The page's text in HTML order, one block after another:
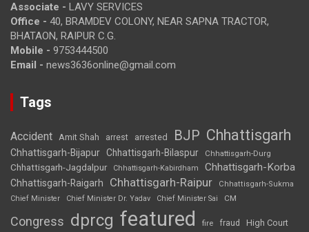
Associate - LAVY SERVICES
Office - 40, BRAMDEV COLONY, NEAR SAPNA TRACTOR,
BHATAON, RAIPUR C.G.
Mobile - 9753444500
Email - news3636online@gmail.com
Tags
Accident Amit Shah arrest arrested BJP Chhattisgarh
Chhattisgarh-Bijapur Chhattisgarh-Bilaspur Chhattisgarh-Durg
Chhattisgarh-Jagdalpur Chhattisgarh-Kabirdham Chhattisgarh-Korba
Chhattisgarh-Raigarh Chhattisgarh-Raipur
Chhattisgarh-Sukma
Chief Minister
Chief Minister Dr. Yadav Chief Minister Sai CM
Congress dprcg featured fire fraud High Court